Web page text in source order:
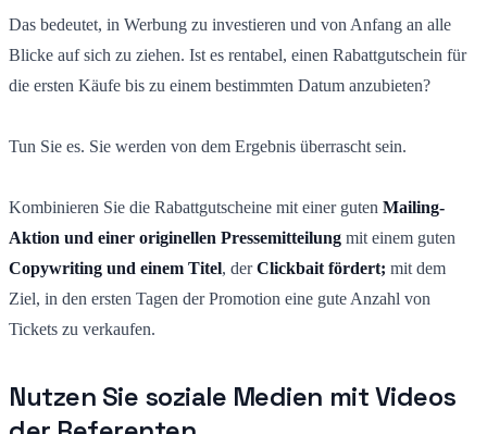
Das bedeutet, in Werbung zu investieren und von Anfang an alle
Blicke auf sich zu ziehen. Ist es rentabel, einen Rabattgutschein für
die ersten Käufe bis zu einem bestimmten Datum anzubieten?
Tun Sie es. Sie werden von dem Ergebnis überrascht sein.
Kombinieren Sie die Rabattgutscheine mit einer guten Mailing-
Aktion und einer originellen Pressemitteilung mit einem guten
Copywriting und einem Titel, derClickbait fördert; mit dem
Ziel, in den ersten Tagen der Promotion eine gute Anzahl von
Tickets zu verkaufen.
Nutzen Sie soziale Medien mit Videos